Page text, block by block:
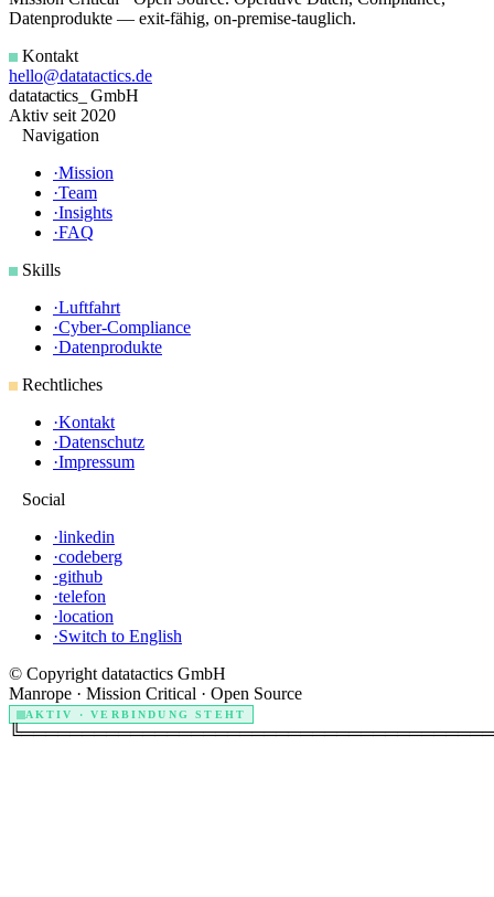
Datenprodukte — exit-fähig, on-premise-tauglich.
Kontakt
hello@datatactics.de
datatactics_
GmbH
Aktiv seit 2020
Navigation
·Mission
·Team
·Insights
·FAQ
Skills
·Luftfahrt
·Cyber-Compliance
·Datenprodukte
Rechtliches
·Kontakt
·Datenschutz
·Impressum
Social
·linkedin
·codeberg
·github
·telefon
·location
·Switch to English
© Copyright datatactics GmbH
Manrope · Mission Critical · Open Source
AKTIV · VERBINDUNG STEHT